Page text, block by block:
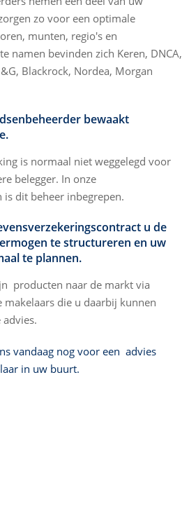
zo voor een optimale
munten, regio's en
namen bevinden zich Keren, DNCA,
Blackrock, Nordea, Morgan
bewaakt
is normaal niet weggelegd voor
belegger. In onze
dit beheer inbegrepen.
u de
te structureren en uw
te plannen.
producten naar de markt via
makelaars die u daarbij kunnen
vandaag nog voor een advies
in uw buurt.